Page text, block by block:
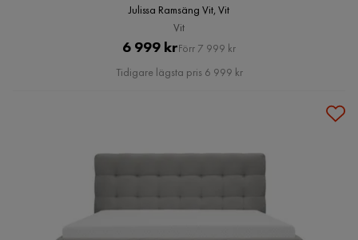
Julissa Ramsäng Vit, Vit
Vit
Pris
6 999 krOriginal
Pris
Förr 7 999 kr
Tidigare lägsta pris 6 999 kr